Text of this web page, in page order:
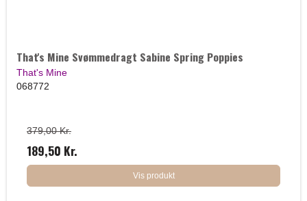
That's Mine Svømmedragt Sabine Spring Poppies
That's Mine
068772
379,00 Kr.
189,50 Kr.
Vis produkt